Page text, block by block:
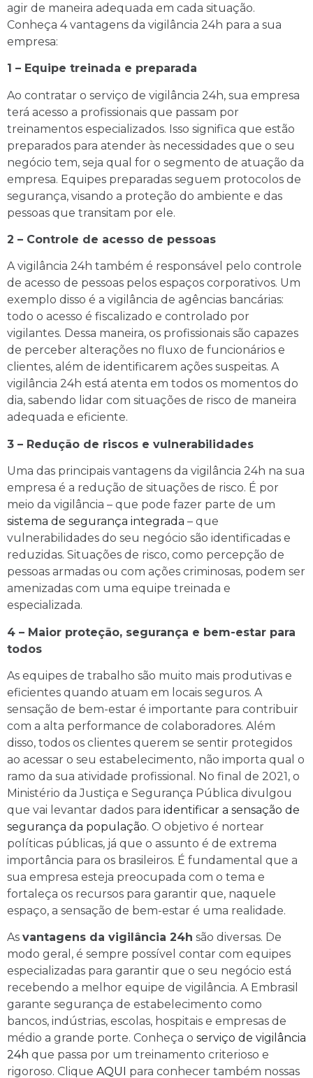
agir de maneira adequada em cada situação.
Conheça 4 vantagens da vigilância 24h para a sua
empresa:
1 – Equipe treinada e preparada
Ao contratar o serviço de vigilância 24h, sua empresa
terá acesso a profissionais que passam por
treinamentos especializados. Isso significa que estão
preparados para atender às necessidades que o seu
negócio tem, seja qual for o segmento de atuação da
empresa. Equipes preparadas seguem protocolos de
segurança, visando a proteção do ambiente e das
pessoas que transitam por ele.
2 – Controle de acesso de pessoas
A vigilância 24h também é responsável pelo controle
de acesso de pessoas pelos espaços corporativos. Um
exemplo disso é a vigilância de agências bancárias:
todo o acesso é fiscalizado e controlado por
vigilantes. Dessa maneira, os profissionais são capazes
de perceber alterações no fluxo de funcionários e
clientes, além de identificarem ações suspeitas. A
vigilância 24h está atenta em todos os momentos do
dia, sabendo lidar com situações de risco de maneira
adequada e eficiente.
3 – Redução de riscos e vulnerabilidades
Uma das principais vantagens da vigilância 24h na sua
empresa é a redução de situações de risco. É por
meio da vigilância – que pode fazer parte de um
sistema de segurança integrada – que
vulnerabilidades do seu negócio são identificadas e
reduzidas. Situações de risco, como percepção de
pessoas armadas ou com ações criminosas, podem ser
amenizadas com uma equipe treinada e
especializada.
4 – Maior proteção, segurança e bem-estar para
todos
As equipes de trabalho são muito mais produtivas e
eficientes quando atuam em locais seguros. A
sensação de bem-estar é importante para contribuir
com a alta performance de colaboradores. Além
disso, todos os clientes querem se sentir protegidos
ao acessar o seu estabelecimento, não importa qual o
ramo da sua atividade profissional. No final de 2021, o
Ministério da Justiça e Segurança Pública divulgou
que vai levantar dados para identificar a sensação de
segurança da população. O objetivo é nortear
políticas públicas, já que o assunto é de extrema
importância para os brasileiros. É fundamental que a
sua empresa esteja preocupada com o tema e
fortaleça os recursos para garantir que, naquele
espaço, a sensação de bem-estar é uma realidade.
As vantagens da vigilância 24h são diversas. De
modo geral, é sempre possível contar com equipes
especializadas para garantir que o seu negócio está
recebendo a melhor equipe de vigilância. A Embrasil
garante segurança de estabelecimento como
bancos, indústrias, escolas, hospitais e empresas de
médio a grande porte. Conheça o serviço de vigilância
24h que passa por um treinamento criterioso e
rigoroso. Clique AQUI para conhecer também nossas